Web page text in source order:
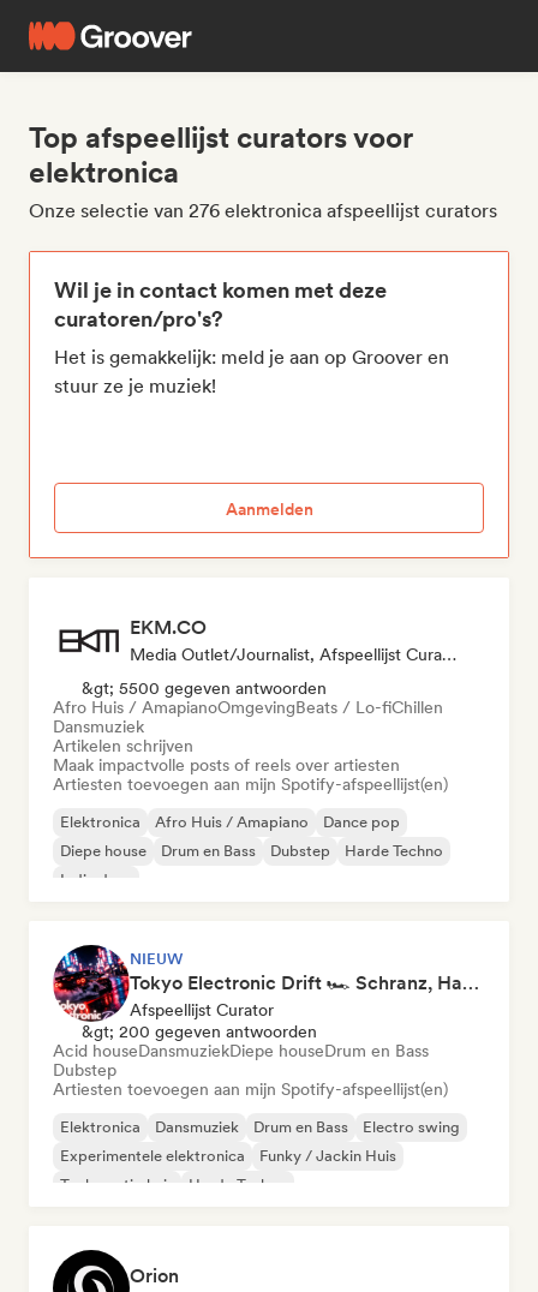
Top afspeellijst curators voor
elektronica
Onze selectie van 276 elektronica afspeellijst curators
Wil je in contact komen met deze
curatoren/pro's?
Het is gemakkelijk: meld je aan op Groover en
stuur ze je muziek!
Aanmelden
EKM.CO
Media Outlet/Journalist, Afspeellijst Curator
&gt; 5500 gegeven antwoorden
Afro Huis / AmapianoOmgevingBeats / Lo-fiChillen
Dansmuziek
Artikelen schrijven
Maak impactvolle posts of reels over artiesten
Artiesten toevoegen aan mijn Spotify-afspeellijst(en)
Elektronica Afro Huis / Amapiano
Dance pop
Diepe house
Drum en Bass Dubstep
Harde Techno
Indie dans
NIEUW
Tokyo Electronic Drift 🏎️ Schranz, Hard Techno & Anime EDM
Afspeellijst Curator
&gt; 200 gegeven antwoorden
Acid houseDansmuziekDiepe houseDrum en Bass
Dubstep
Artiesten toevoegen aan mijn Spotify-afspeellijst(en)
Elektronica Dansmuziek Drum en Bass
Electro swing
Experimentele elektronica
Funky / Jackin Huis
Toekomstig huis
Harde Techno
Orion